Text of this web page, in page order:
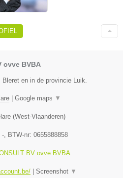
ovve BVBA
en in de provincie Luik.
| Google maps ▼
(West-Vlaanderen)
- , BTW-nr: 0655888858
BV ovve BVBA
| Screenshot ▼